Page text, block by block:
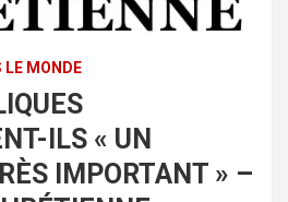
LE MONDE
ILS « UN
IMPORTANT » –